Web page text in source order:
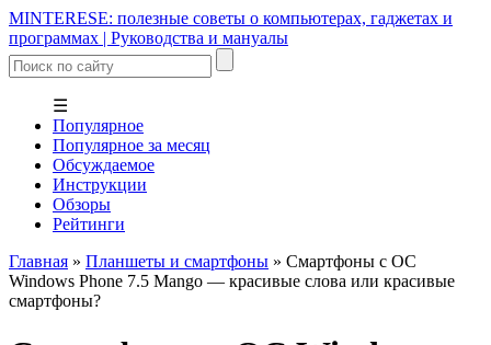
MINTERESE: полезные советы о компьютерах, гаджетах и
программах | Руководства и мануалы
☰
Популярное
Популярное за месяц
Обсуждаемое
Инструкции
Обзоры
Рейтинги
Главная » Планшеты и смартфоны » Смартфоны с ОС
Windows Phone 7.5 Mango — красивые слова или красивые
смартфоны?